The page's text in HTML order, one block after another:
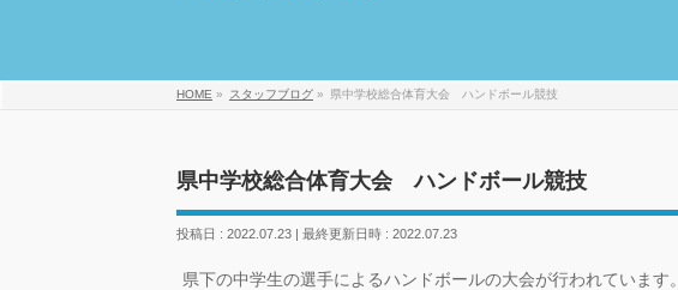
HOME » スタッフブログ » 県中学校総合体育大会 ハンドボール競技
県中学校総合体育大会 ハンドボール競技
投稿日 : 2022.07.23 最終更新日時 : 2022.07.23
県下の中学生の選手によるハンドボールの大会が行われています。